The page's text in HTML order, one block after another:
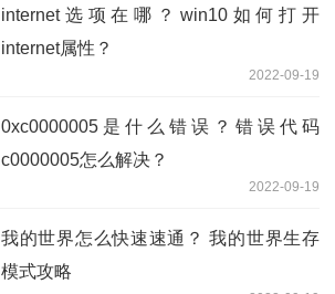
internet选项在哪？win10如何打开
internet属性？
2022-09-19
0xc0000005是什么错误？错误代码
c0000005怎么解决？
2022-09-19
我的世界怎么快速速通？ 我的世界生存
模式攻略